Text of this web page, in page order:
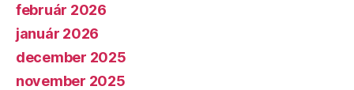
február 2026
január 2026
december 2025
november 2025